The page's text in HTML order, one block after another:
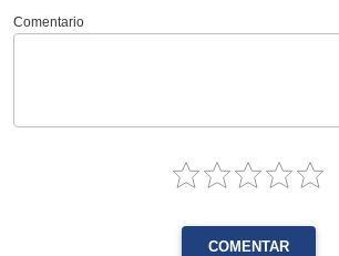
Comentario
COMENTAR